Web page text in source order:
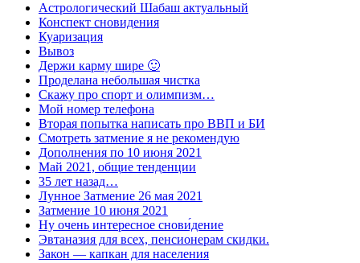
Астрологический Шабаш актуальный
Конспект сновидения
Куаризация
Вывоз
Держи карму шире 🙂
Проделана небольшая чистка
Скажу про спорт и олимпизм…
Мой номер телефона
Вторая попытка написать про ВВП и БИ
Смотреть затмение я не рекомендую
Дополнения по 10 июня 2021
Май 2021, общие тенденции
35 лет назад…
Лунное Затмение 26 мая 2021
Затмение 10 июня 2021
Ну очень интересное снови́дение
Эвтаназия для всех, пенсионерам скидки.
Закон — капкан для населения